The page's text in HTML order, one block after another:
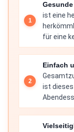
ist eine
für eine
Einfach
ist dieses